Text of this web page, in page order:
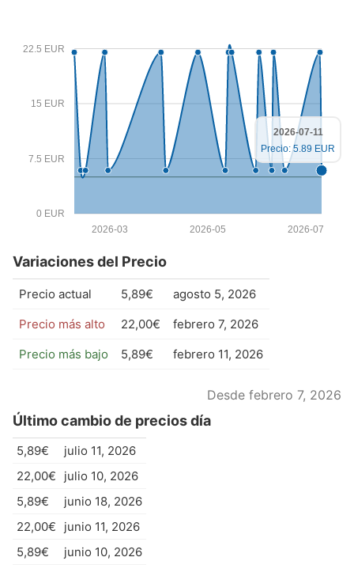
0 EUR
7.5 EUR
15 EUR
22.5 EUR
2026-07
2026-05
2026-03
2026-07-11
Precio: 5.89 EUR
Variaciones del Precio
Precio actual 5,89€
agosto 5, 2026
Precio más alto
22,00€
febrero 7, 2026
Precio más bajo
5,89€ febrero 11, 2026
Desde febrero 7, 2026
Último cambio de precios día
5,89€
julio 11, 2026
22,00€
julio 10, 2026
5,89€
junio 18, 2026
22,00€
junio 11, 2026
5,89€
junio 10, 2026